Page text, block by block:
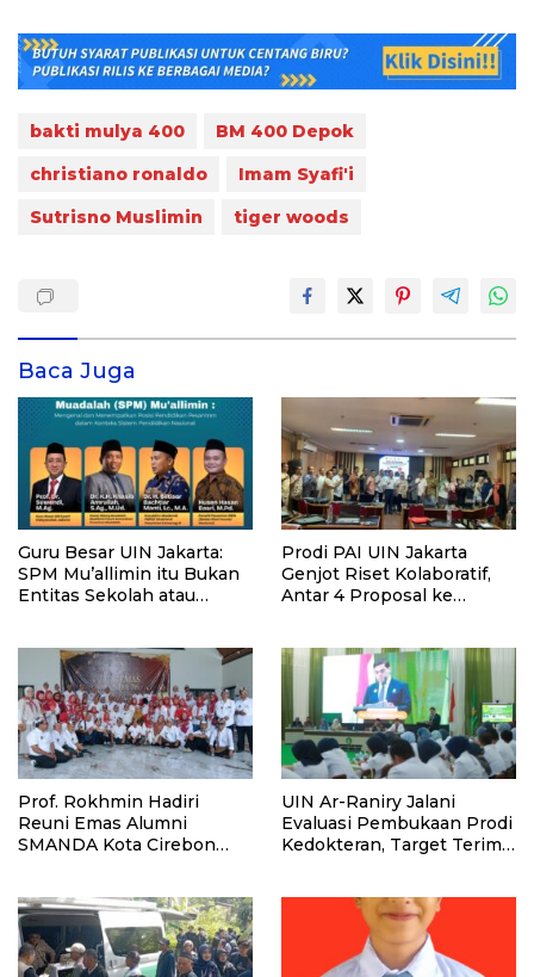
bakti mulya 400
BM 400 Depok
christiano ronaldo
Imam Syafi'i
Sutrisno Muslimin
tiger woods
Baca Juga
Guru Besar UIN Jakarta:
SPM Mu’allimin itu Bukan
Entitas Sekolah atau
Prodi PAI UIN Jakarta
Genjot Riset Kolaboratif,
Antar 4 Proposal ke
Prof. Rokhmin Hadiri
Reuni Emas Alumni
SMANDA Kota Cirebon
UIN Ar-Raniry Jalani
Evaluasi Pembukaan Prodi
Kedokteran, Target Terima